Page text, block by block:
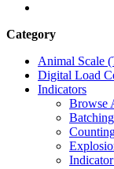
Category
Animal Scale
Digital Load
Indicators
Browse